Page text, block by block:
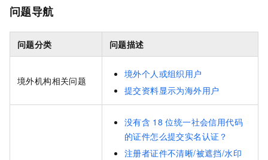
问题导航
问题分类 问题描述
境外机构相关问题
境外个人或组织用户
提交资料显示为海外用户
没有含 18 位统一社会信用代码
的证件怎么提交实名认证？
注册者证件不清晰/被遮挡/水印